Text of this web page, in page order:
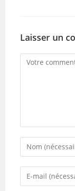
Laisser un
Comment
Enter
your
name
Enter
your